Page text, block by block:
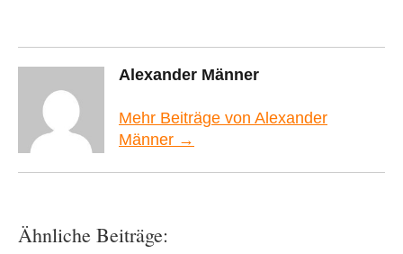
Alexander Männer
Mehr Beiträge von Alexander
Männer →
Ähnliche Beiträge: